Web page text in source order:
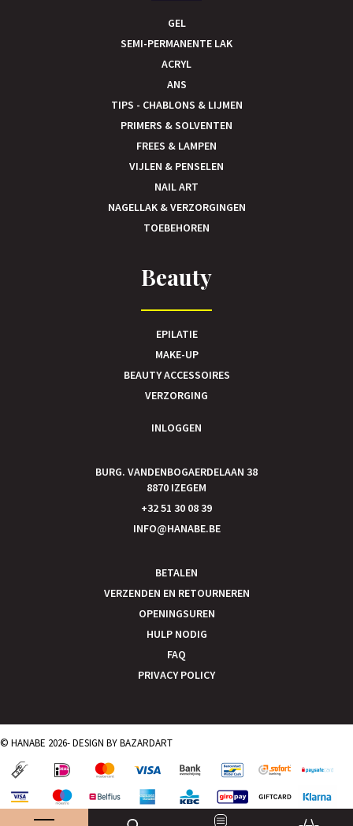
GEL
SEMI-PERMANENTE LAK
ACRYL
ANS
TIPS - CHABLONS & LIJMEN
PRIMERS & SOLVENTEN
FREES & LAMPEN
VIJLEN & PENSELEN
NAIL ART
NAGELLAK & VERZORGINGEN
TOEBEHOREN
Beauty
EPILATIE
MAKE-UP
BEAUTY ACCESSOIRES
VERZORGING
INLOGGEN
BURG. VANDENBOGAERDELAAN 38
8870 IZEGEM
+32 51 30 08 39
INFO@HANABE.BE
BETALEN
VERZENDEN EN RETOURNEREN
OPENINGSUREN
HULP NODIG
FAQ
PRIVACY POLICY
© HANABE 2026- DESIGN BYBAZARDART